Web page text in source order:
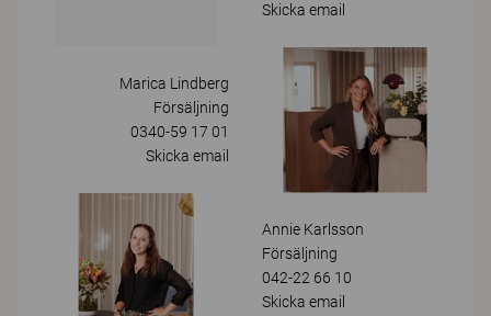
Skicka email
Marica Lindberg
Försäljning
0340-59 17 01
Skicka email
Annie Karlsson
Försäljning
042-22 66 10
Skicka email